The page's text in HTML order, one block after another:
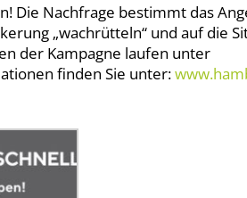
Die Nachfrage bestimmt das
„wachrütteln“ und auf die
der Kampagne laufen unter
finden Sie unter: